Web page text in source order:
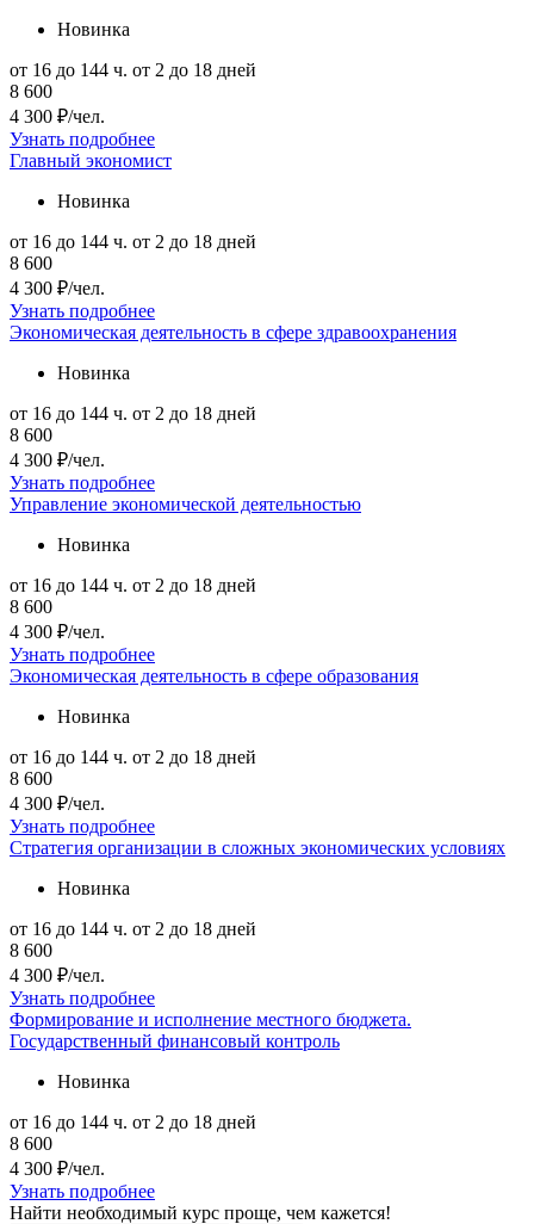
Новинка
от 16 до 144 ч. от 2 до 18 дней
8 600
4 300 ₽/чел.
Узнать подробнее
Главный экономист
Новинка
от 16 до 144 ч. от 2 до 18 дней
8 600
4 300 ₽/чел.
Узнать подробнее
Экономическая деятельность в сфере здравоохранения
Новинка
от 16 до 144 ч. от 2 до 18 дней
8 600
4 300 ₽/чел.
Узнать подробнее
Управление экономической деятельностью
Новинка
от 16 до 144 ч. от 2 до 18 дней
8 600
4 300 ₽/чел.
Узнать подробнее
Экономическая деятельность в сфере образования
Новинка
от 16 до 144 ч. от 2 до 18 дней
8 600
4 300 ₽/чел.
Узнать подробнее
Стратегия организации в сложных экономических условиях
Новинка
от 16 до 144 ч. от 2 до 18 дней
8 600
4 300 ₽/чел.
Узнать подробнее
Формирование и исполнение местного бюджета.
Государственный финансовый контроль
Новинка
от 16 до 144 ч. от 2 до 18 дней
8 600
4 300 ₽/чел.
Узнать подробнее
Найти необходимый курс проще, чем кажется!